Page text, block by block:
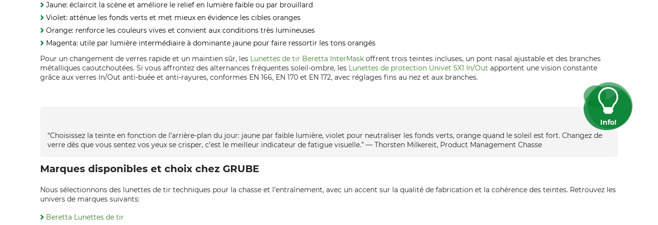
Jaune: éclaircit la scène et améliore le relief en lumière faible ou par brouillard
Violet: atténue les fonds verts et met mieux en évidence les cibles oranges
Orange: renforce les couleurs vives et convient aux conditions très lumineuses
Magenta: utile par lumière intermédiaire à dominante jaune pour faire ressortir les tons orangés
Pour un changement de verres rapide et un maintien sûr, les Lunettes de tir Beretta InterMask offrent trois teintes incluses, un pont nasal ajustable et des branches
métalliques caoutchoutées. Si vous affrontez des alternances fréquentes soleil-ombre, les Lunettes de protection Univet 5X1 In/Out apportent une vision constante
grâce aux verres In/Out anti-buée et anti-rayures, conformes EN 166, EN 170 et EN 172, avec réglages fins au nez et aux branches.
Info!
“Choisissez la teinte en fonction de l’arrière‑plan du jour: jaune par faible lumière, violet pour neutraliser les fonds verts, orange quand le soleil est fort. Changez de
verre dès que vous sentez vos yeux se crisper, c’est le meilleur indicateur de fatigue visuelle.” — Thorsten Milkereit, Product Management Chasse
Marques disponibles et choix chez GRUBE
Nous sélectionnons des lunettes de tir techniques pour la chasse et l’entraînement, avec un accent sur la qualité de fabrication et la cohérence des teintes. Retrouvez les
univers de marques suivants:
Beretta Lunettes de tir